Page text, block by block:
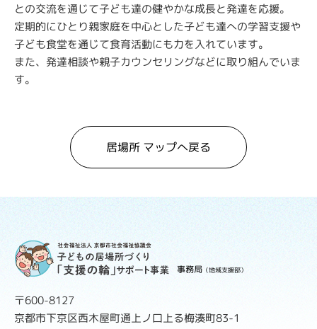
との交流を通じて子ども達の健やかな成長と発達を応援。
定期的にひとり親家庭を中心とした子ども達への学習支援や
子ども食堂を通じて食育活動にも力を入れています。
また、発達相談や親子カウンセリングなどに取り組んでいま
す。
居場所 マップへ戻る
事務局 （地域支援部）
〒600-8127
京都市下京区西木屋町通上ノ口上る梅湊町83-1